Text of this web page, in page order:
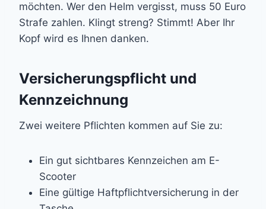
möchten. Wer den Helm vergisst, muss 50 Euro
Strafe zahlen. Klingt streng? Stimmt! Aber Ihr
Kopf wird es Ihnen danken.
Versicherungspflicht und
Kennzeichnung
Zwei weitere Pflichten kommen auf Sie zu:
Ein gut sichtbares Kennzeichen am E-
Scooter
Eine gültige Haftpflichtversicherung in der